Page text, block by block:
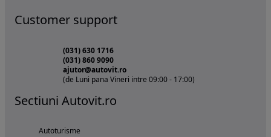
Customer support
(031) 630 1716
(031) 860 9090
ajutor@autovit.ro
(de Luni pana Vineri intre 09:00 - 17:00)
Sectiuni Autovit.ro
Autoturisme